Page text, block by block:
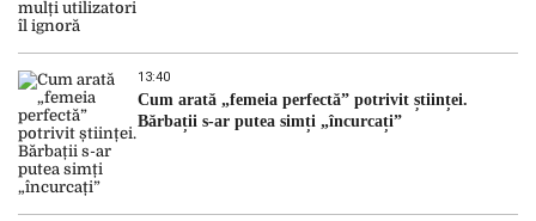
13:40
Cum arată „femeia perfectă” potrivit științei.
Bărbații s-ar putea simți „încurcați”